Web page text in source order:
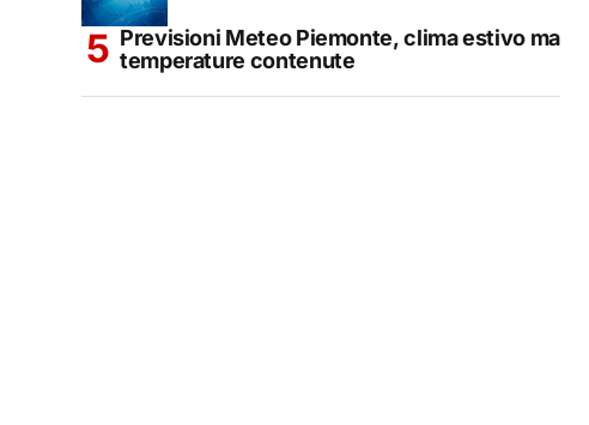
Previsioni Meteo Piemonte, clima estivo ma
temperature contenute